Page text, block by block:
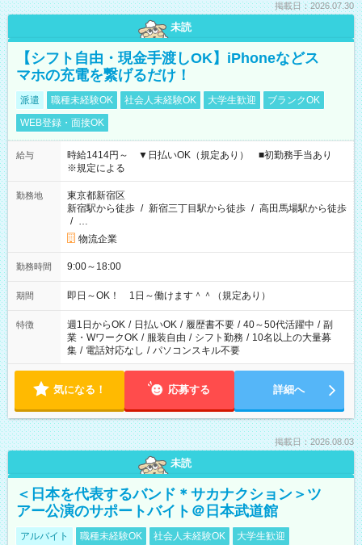
掲載日：2026.07.30
未読
【シフト自由・現金手渡しOK】iPhoneなどス
マホの充電を繋げるだけ！
派遣 職種未経験OK 社会人未経験OK 大学生歓迎
ブランクOK
WEB登録・面接OK
給与
時給1414円～ ▼日払いOK（規定あり） ■初勤務手当あり
※規定による
勤務地
東京都新宿区
新宿駅から徒歩 / 新宿三丁目駅から徒歩 / 高田馬場駅から徒歩
/ …
物流企業
勤務時間 9:00～18:00
期間 即日～OK！ 1日～働けます＾＾（規定あり）
特徴 週1日からOK / 日払いOK / 履歴書不要 / 40～50代活躍中 / 副
業・WワークOK / 服装自由 / シフト勤務 / 10名以上の大量募
集 / 電話対応なし / パソコンスキル不要
気になる！ 応募する 詳細へ
掲載日：2026.08.03
未読
＜日本を代表するバンド＊サカナクション＞ツ
アー公演のサポートバイト＠日本武道館
アルバイト 職種未経験OK 社会人未経験OK
大学生歓迎